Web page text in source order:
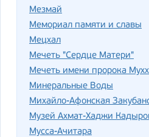
Мезмай
Мемориал памяти и славы
Мецхал
Мечеть "Сердце Матери"
Мечеть имени пророка
Минеральные Воды
Михайло-Афонская
Музей Ахмат-Хаджи
Мусса-Ачитара